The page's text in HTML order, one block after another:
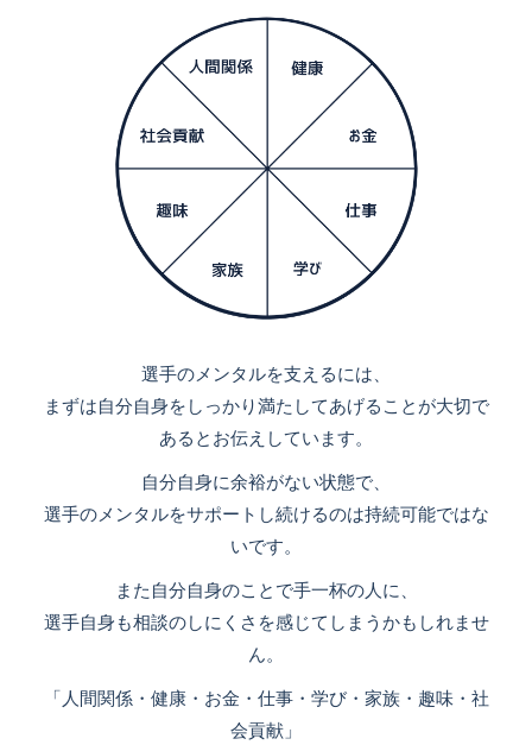
選手のメンタルを支えるには、
まずは自分自身をしっかり満たしてあげることが大切で
あるとお伝えしています。
自分自身に余裕がない状態で、
選手のメンタルをサポートし続けるのは持続可能ではな
いです。
また自分自身のことで手一杯の人に、
選手自身も相談のしにくさを感じてしまうかもしれませ
ん。
「人間関係・健康・お金・仕事・学び・家族・趣味・社
会貢献」